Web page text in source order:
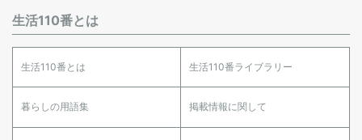
生活110番とは
生活110番とは 生活110番ライブラリー
暮らしの用語集 掲載情報に関して